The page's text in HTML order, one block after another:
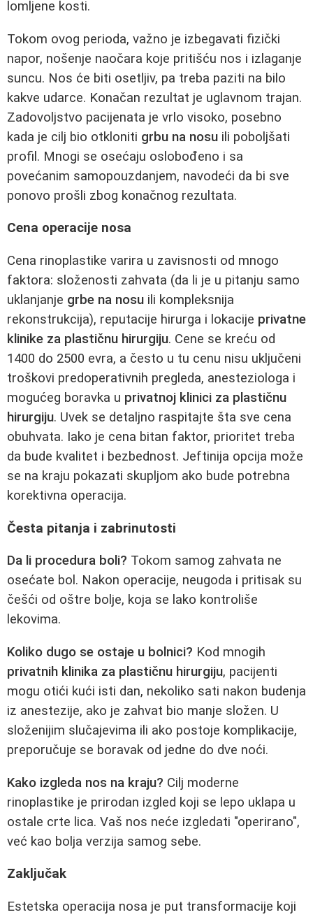
lomljene kosti.
Tokom ovog perioda, važno je izbegavati fizički
napor, nošenje naočara koje pritišću nos i izlaganje
suncu. Nos će biti osetljiv, pa treba paziti na bilo
kakve udarce. Konačan rezultat je uglavnom trajan.
Zadovoljstvo pacijenata je vrlo visoko, posebno
kada je cilj bio otkloniti grbu na nosu ili poboljšati
profil. Mnogi se osećaju oslobođeno i sa
povećanim samopouzdanjem, navodeći da bi sve
ponovo prošli zbog konačnog rezultata.
Cena operacije nosa
Cena rinoplastike varira u zavisnosti od mnogo
faktora: složenosti zahvata (da li je u pitanju samo
uklanjanje grbe na nosu ili kompleksnija
rekonstrukcija), reputacije hirurga i lokacije privatne
klinike za plastičnu hirurgiju. Cene se kreću od
1400 do 2500 evra, a često u tu cenu nisu uključeni
troškovi predoperativnih pregleda, anesteziologa i
mogućeg boravka u privatnoj klinici za plastičnu
hirurgiju. Uvek se detaljno raspitajte šta sve cena
obuhvata. Iako je cena bitan faktor, prioritet treba
da bude kvalitet i bezbednost. Jeftinija opcija može
se na kraju pokazati skupljom ako bude potrebna
korektivna operacija.
Česta pitanja i zabrinutosti
Da li procedura boli? Tokom samog zahvata ne
osećate bol. Nakon operacije, neugoda i pritisak su
češći od oštre bolje, koja se lako kontroliše
lekovima.
Koliko dugo se ostaje u bolnici? Kod mnogih
privatnih klinika za plastičnu hirurgiju, pacijenti
mogu otići kući isti dan, nekoliko sati nakon budenja
iz anestezije, ako je zahvat bio manje složen. U
složenijim slučajevima ili ako postoje komplikacije,
preporučuje se boravak od jedne do dve noći.
Kako izgleda nos na kraju? Cilj moderne
rinoplastike je prirodan izgled koji se lepo uklapa u
ostale crte lica. Vaš nos neće izgledati "operirano",
već kao bolja verzija samog sebe.
Zaključak
Estetska operacija nosa je put transformacije koji